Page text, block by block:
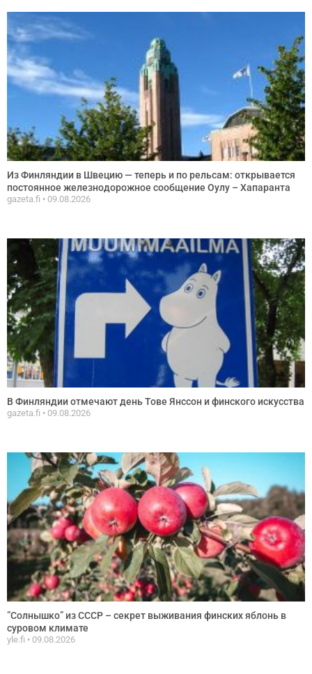
Из Финляндии в Швецию — теперь и по рельсам: открывается
постоянное железнодорожное сообщение Оулу – Хапаранта
gazeta.fi 09.08.2026
В Финляндии отмечают день Тове Янссон и финского искусства
gazeta.fi 09.08.2026
”Солнышко” из СССР – секрет выживания финских яблонь в
суровом климате
yle.fi 09.08.2026